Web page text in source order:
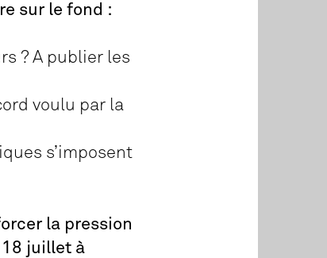
sur le fond :
? A publier les
voulu par la
s’imposent
la pression
juillet à